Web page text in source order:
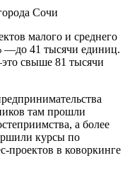
Сочи
малого и среднего
—до 41 тысячи единиц.
свыше 81 тысячи
там прошли
а более
курсы по
проектов в коворкинге